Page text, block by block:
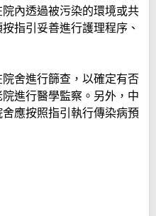
內透過被污染的環境或共
指引妥善進行護理程序、
舍進行篩查，以確定有否
進行醫學監察。另外，中
應按照指引執行傳染病預